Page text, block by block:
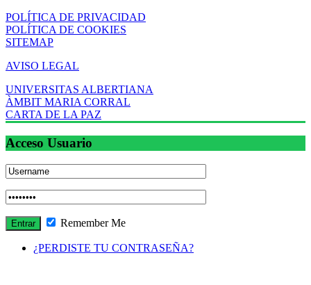
POLÍTICA DE PRIVACIDAD
POLÍTICA DE COOKIES
SITEMAP
AVISO LEGAL
UNIVERSITAS ALBERTIANA
ÀMBIT MARIA CORRAL
CARTA DE LA PAZ
Acceso Usuario
Remember Me
¿PERDISTE TU CONTRASEÑA?